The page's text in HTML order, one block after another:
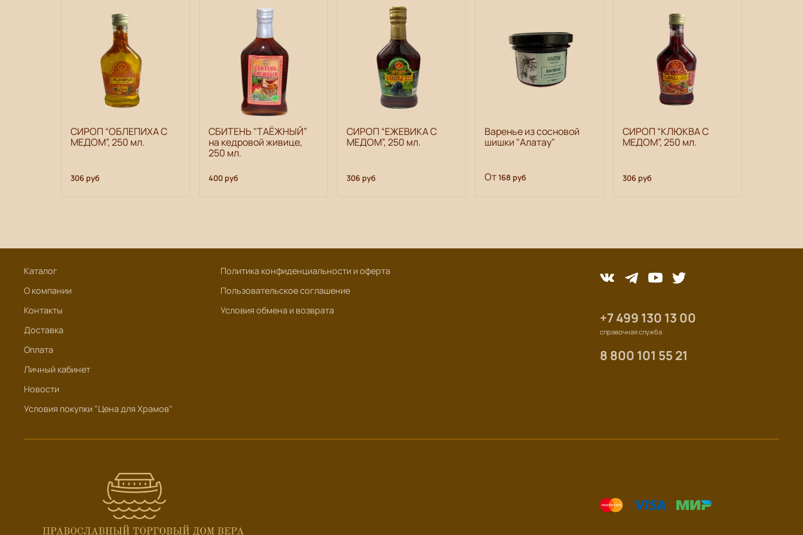
СИРОП “ОБЛЕПИХА С
МЕДОМ”, 250 мл.
306 руб
СБИТЕНЬ "ТАЁЖНЫЙ”
на кедровой живице,
250 мл.
400 руб
СИРОП “ЕЖЕВИКА С
МЕДОМ”, 250 мл.
306 руб
Варенье из сосновой
шишки "Алатау"
От168 руб
СИРОП “КЛЮКВА С
МЕДОМ”, 250 мл.
306 руб
Каталог
О компании
Контакты
Доставка
Оплата
Личный кабинет
Новости
Условия покупки "Цена для Храмов"
Политика конфиденциальности и оферта
Пользовательское соглашение
Условия обмена и возврата
+7 499 130 13 00
справочная служба
8 800 101 55 21